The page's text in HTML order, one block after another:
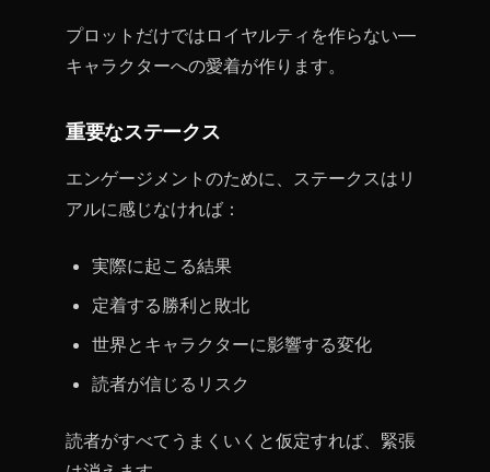
プロットだけではロイヤルティを作らない—
キャラクターへの愛着が作ります。
重要なステークス
エンゲージメントのために、ステークスはリ
アルに感じなければ：
実際に起こる結果
定着する勝利と敗北
世界とキャラクターに影響する変化
読者が信じるリスク
読者がすべてうまくいくと仮定すれば、緊張